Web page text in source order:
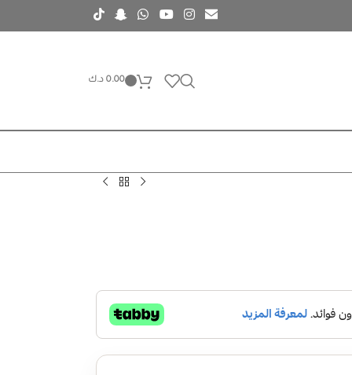
0.00 د.ك